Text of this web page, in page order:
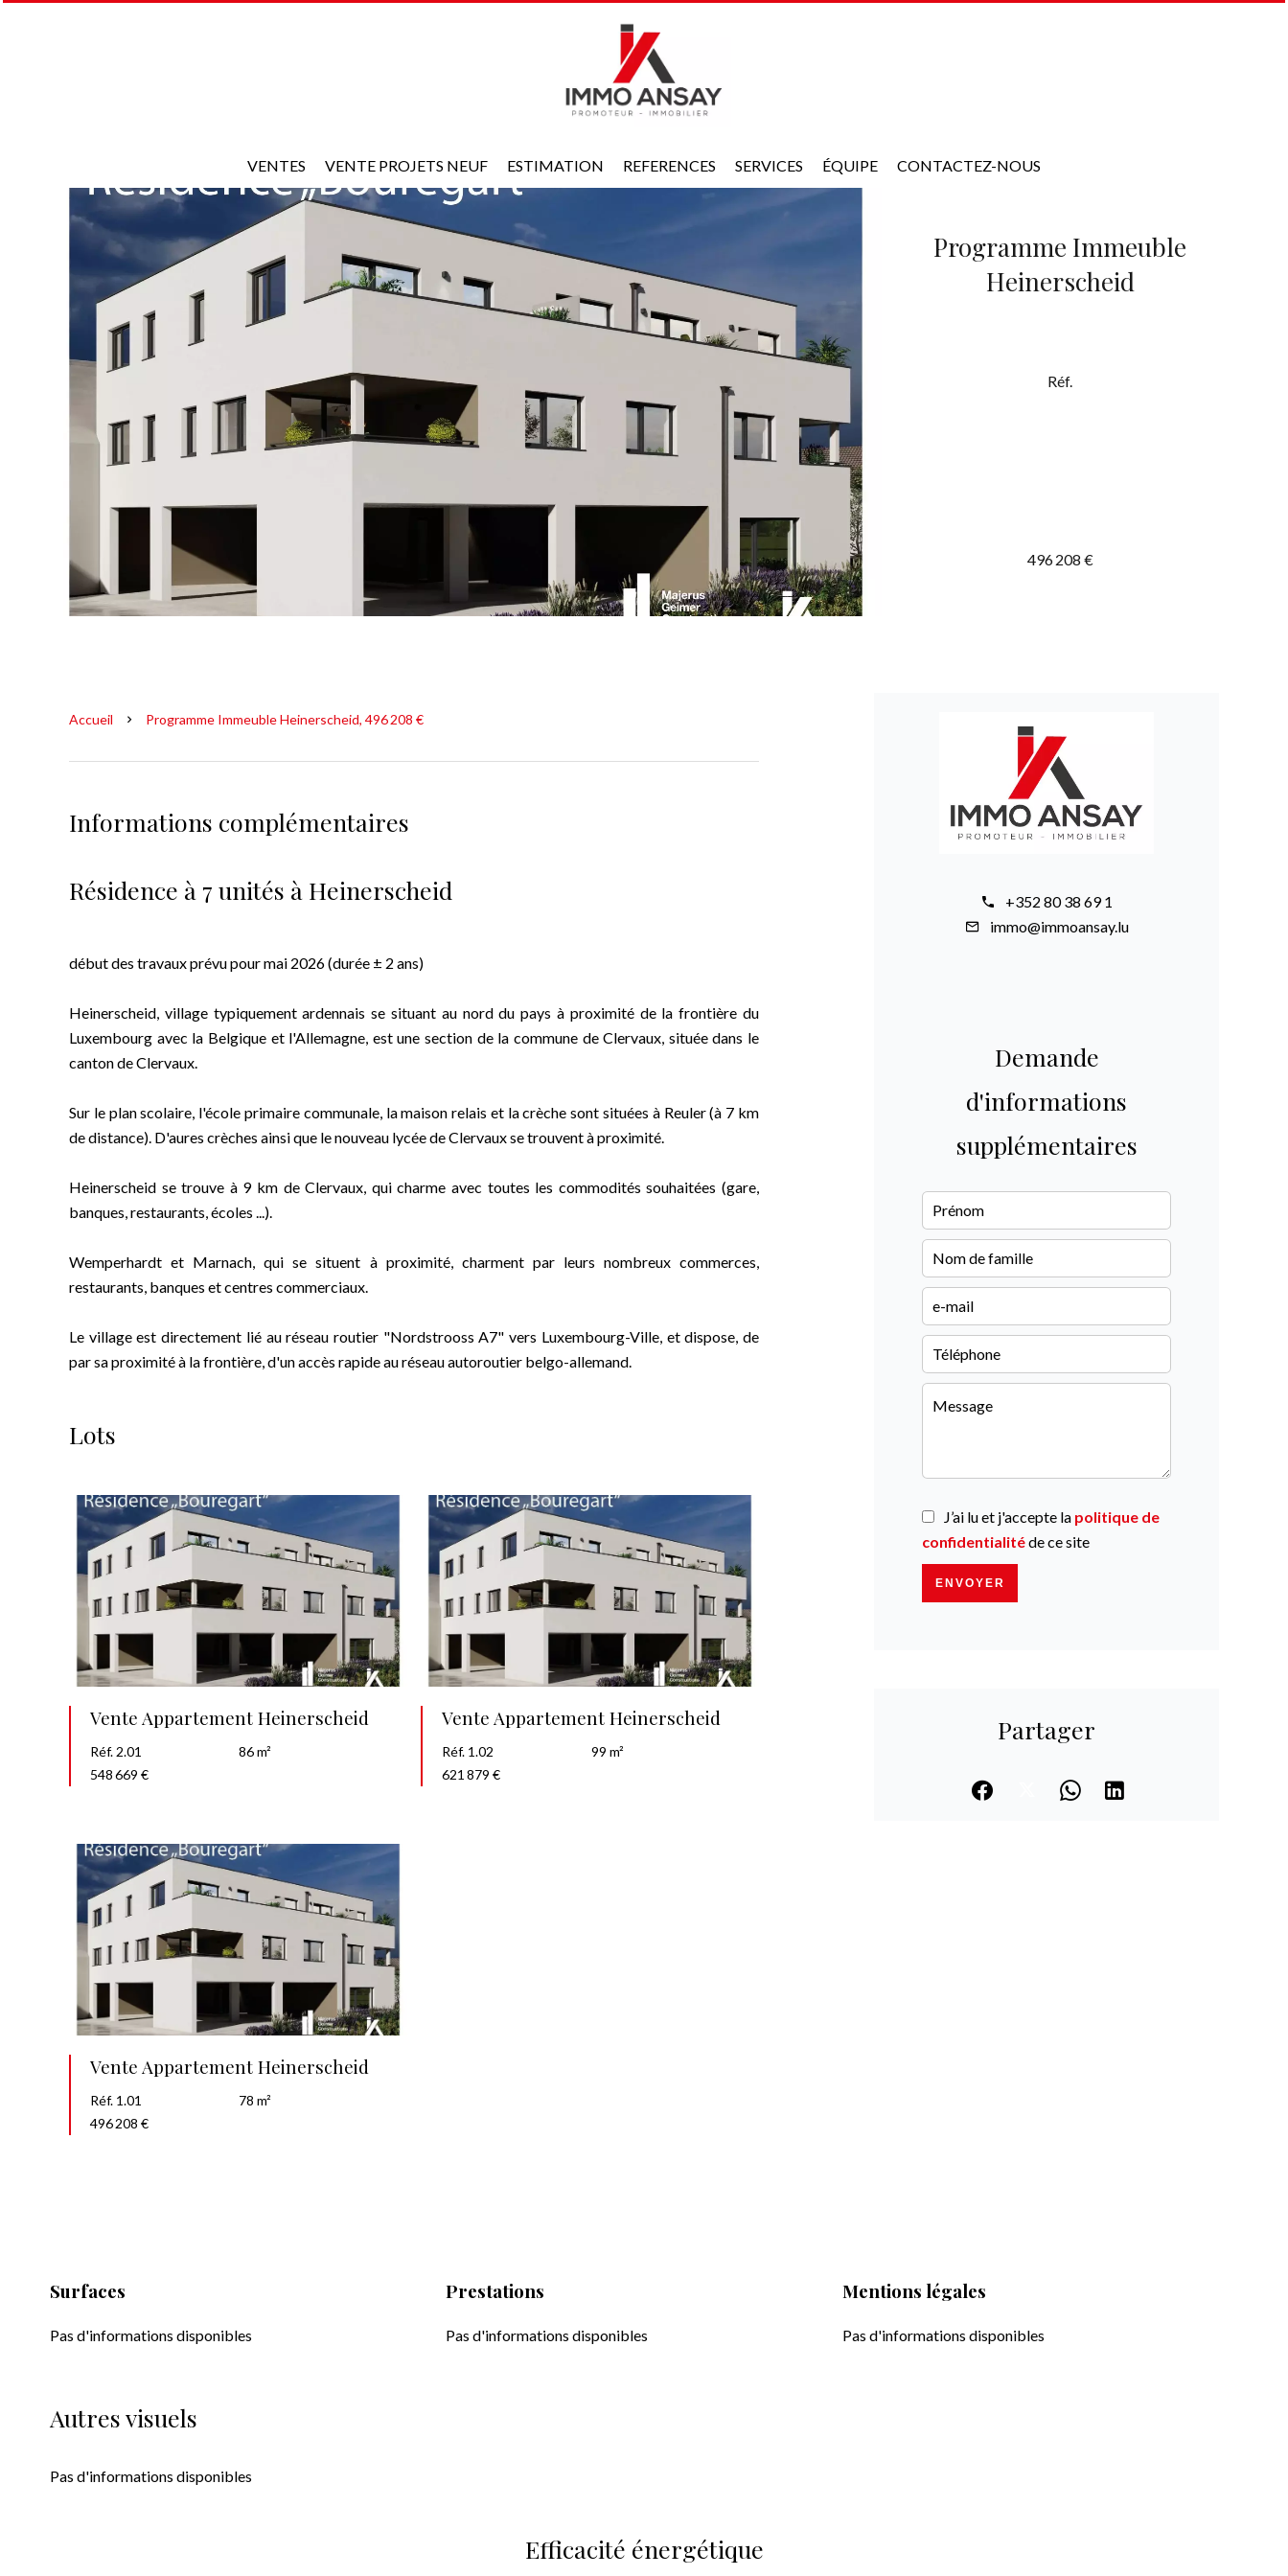
VENTES VENTE PROJETS NEUF ESTIMATION REFERENCES SERVICES ÉQUIPE CONTACTEZ-NOUS
Programme Immeuble
Heinerscheid
Réf.
496 208 €
Accueil Programme Immeuble Heinerscheid, 496 208 €
Informations complémentaires
Résidence à 7 unités à Heinerscheid
début des travaux prévu pour mai 2026 (durée ± 2 ans)
Heinerscheid, village typiquement ardennais se situant au nord du pays à proximité de la frontière du
Luxembourg avec la Belgique et l'Allemagne, est une section de la commune de Clervaux, située dans le
canton de Clervaux.
Sur le plan scolaire, l'école primaire communale, la maison relais et la crèche sont situées à Reuler (à 7 km
de distance). D'aures crèches ainsi que le nouveau lycée de Clervaux se trouvent à proximité.
Heinerscheid se trouve à 9 km de Clervaux, qui charme avec toutes les commodités souhaitées (gare,
banques, restaurants, écoles ...).
Wemperhardt et Marnach, qui se situent à proximité, charment par leurs nombreux commerces,
restaurants, banques et centres commerciaux.
Le village est directement lié au réseau routier "Nordstrooss A7" vers Luxembourg-Ville, et dispose, de
par sa proximité à la frontière, d'un accès rapide au réseau autoroutier belgo-allemand.
Lots
Vente Appartement Heinerscheid
Réf. 2.01
86 m²
548 669 €
Vente Appartement Heinerscheid
Réf. 1.02
99 m²
621 879 €
Vente Appartement Heinerscheid
Réf. 1.01
78 m²
496 208 €
+352 80 38 69 1
immo@immoansay.lu
Demande
d'informations
supplémentaires
J’ai lu et j'accepte la politique de
confidentialitéde ce site
ENVOYER
Partager
Surfaces
Pas d'informations disponibles
Prestations
Pas d'informations disponibles
Mentions légales
Pas d'informations disponibles
Autres visuels
Pas d'informations disponibles
Efficacité énergétique